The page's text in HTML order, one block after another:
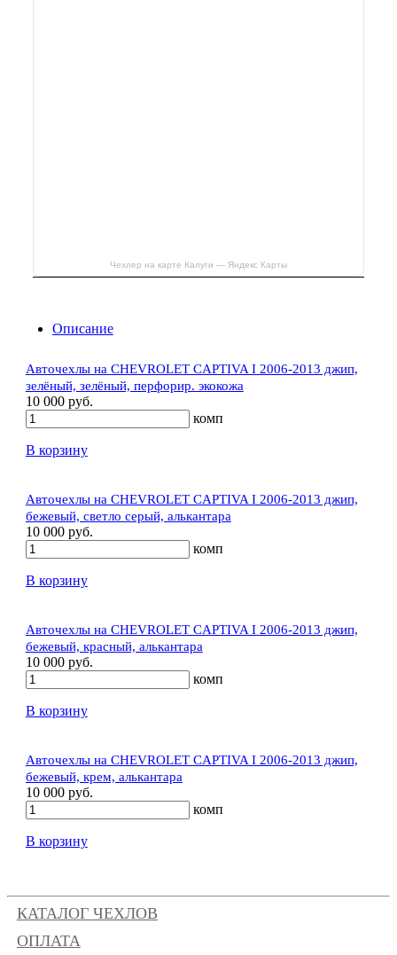
Чехлер на карте Калуги — Яндекс Карты
Описание
Авточехлы на CHEVROLET CAPTIVA I 2006-2013 джип,
зелёный, зелёный, перфорир. экокожа
10 000 руб.
комп
В корзину
Авточехлы на CHEVROLET CAPTIVA I 2006-2013 джип,
бежевый, светло серый, алькантара
10 000 руб.
комп
В корзину
Авточехлы на CHEVROLET CAPTIVA I 2006-2013 джип,
бежевый, красный, алькантара
10 000 руб.
комп
В корзину
Авточехлы на CHEVROLET CAPTIVA I 2006-2013 джип,
бежевый, крем, алькантара
10 000 руб.
комп
В корзину
КАТАЛОГ ЧЕХЛОВ
ОПЛАТА